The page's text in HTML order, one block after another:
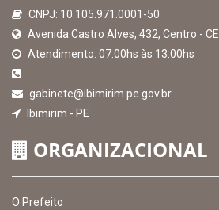
CNPJ: 10.105.971.0001-50
Avenida Castro Alves, 432, Centro -
Atendimento: 07:00hs às 13:00hs
gabinete@ibimirim.pe.gov.br
Ibimirim - PE
ORGANIZACIONAL
O Prefeito